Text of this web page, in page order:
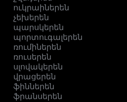
ուկրաիներեն
չեխերեն
պարսկերեն
պորտուգալերեն
ռումիներեն
ռուսերեն
սլովակերեն
վրացերեն
ֆիններեն
ֆրանսերեն